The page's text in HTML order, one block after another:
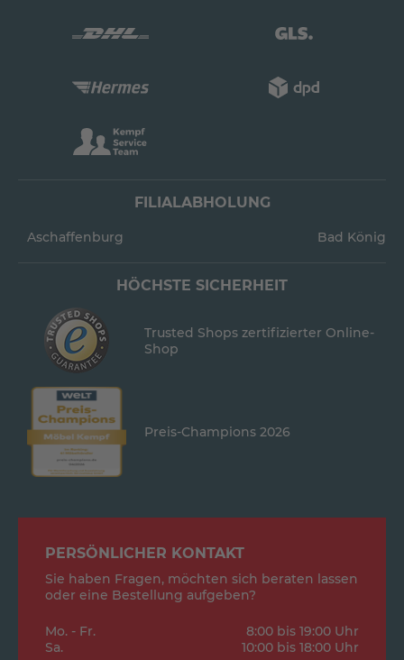
FILIALABHOLUNG
Aschaffenburg Bad König
HÖCHSTE SICHERHEIT
Trusted Shops zertifizierter Online-
Shop
Preis-Champions 2026
PERSÖNLICHER KONTAKT
Sie haben Fragen, möchten sich beraten lassen
oder eine Bestellung aufgeben?
Mo. - Fr.
8:00 bis 19:00 Uhr
Sa.
10:00 bis 18:00 Uhr